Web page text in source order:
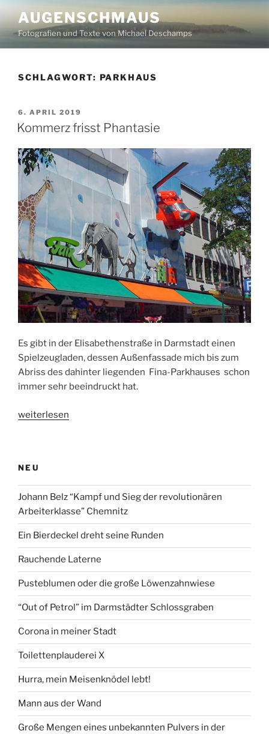
Inhalt
springen
AUGENSCHMAUS
Fotografien und Texte von Michael Deschamps
SCHLAGWORT: PARKHAUS
VERÖFFENTLICHT
AM
6. APRIL 2019
Kommerz frisst Phantasie
Es gibt in der Elisabethenstraße in Darmstadt einen
Spielzeugladen, dessen Außenfassade mich bis zum
Abriss des dahinter liegenden Fina-Parkhauses schon
immer sehr beeindruckt hat.
„Kommerz
weiterlesen
NEU
Johann Belz “Kampf und Sieg der revolutionären
Arbeiterklasse” Chemnitz
Ein Bierdeckel dreht seine Runden
Rauchende Laterne
Pusteblumen oder die große Löwenzahnwiese
“Out of Petrol” im Darmstädter Schlossgraben
Corona in meiner Stadt
Toilettenplauderei X
Hurra, mein Meisenknödel lebt!
Mann aus der Wand
Große Mengen eines unbekannten Pulvers in der